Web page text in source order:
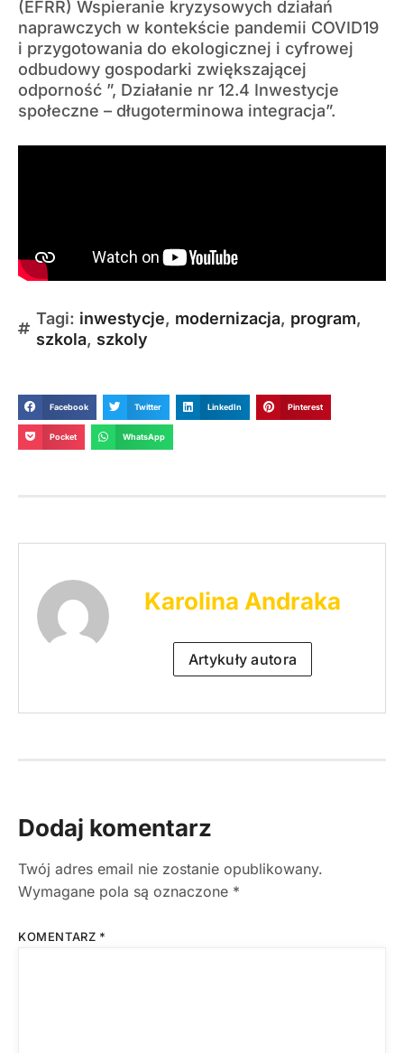
(EFRR) Wspieranie kryzysowych działań
naprawczych w kontekście pandemii COVID19
i przygotowania do ekologicznej i cyfrowej
odbudowy gospodarki zwiększającej
odporność ”, Działanie nr 12.4 Inwestycje
społeczne – długoterminowa integracja”.
Tagi: inwestycje, modernizacja, program,
szkola, szkoly
Facebook Twitter LinkedIn Pinterest
Pocket WhatsApp
Karolina Andraka
Artykuły autora
Dodaj komentarz
Twój adres email nie zostanie opublikowany.
Wymagane pola są oznaczone *
KOMENTARZ *